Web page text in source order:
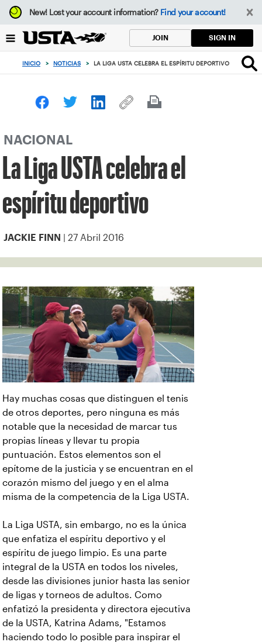
Enfoque
desde
botón
volver
principio
New!Lost your account information? Find your account!
JOIN SIGN IN
INICIO > NOTICIAS > LA LIGA USTA CELEBRA EL ESPÍRITU DEPORTIVO
NACIONAL
La Liga USTA celebra el
espíritu deportivo
JACKIE FINN | 27 Abril 2016
Hay muchas cosas que distinguen el tenis
de otros deportes, pero ninguna es más
notable que la necesidad de marcar tus
propias líneas y llevar tu propia
puntuación. Estos elementos son el
epítome de la justicia y se encuentran en el
corazón mismo del juego y en el alma
misma de la competencia de la Liga USTA.
La Liga USTA, sin embargo, no es la única
que enfatiza el espíritu deportivo y el
espíritu de juego limpio. Es una parte
integral de la USTA en todos los niveles,
desde las divisiones junior hasta las senior
de ligas y torneos de adultos. Como
enfatizó la presidenta y directora ejecutiva
de la USTA, Katrina Adams, "Estamos
haciendo todo lo posible para inspirar el